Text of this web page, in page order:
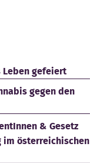
Leben gefeiert
gegen den
& Gesetz
im österreichischen